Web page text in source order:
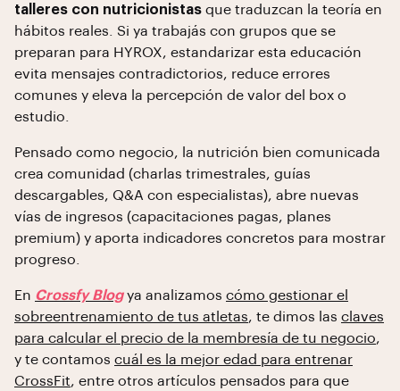
talleres con nutricionistas que traduzcan la teoría en
hábitos reales. Si ya trabajás con grupos que se
preparan para HYROX, estandarizar esta educación
evita mensajes contradictorios, reduce errores
comunes y eleva la percepción de valor del box o
estudio.
Pensado como negocio, la nutrición bien comunicada
crea comunidad (charlas trimestrales, guías
descargables, Q&A con especialistas), abre nuevas
vías de ingresos (capacitaciones pagas, planes
premium) y aporta indicadores concretos para mostrar
progreso.
En Crossfy Blogya analizamos cómo gestionar el
sobreentrenamiento de tus atletas, te dimos las claves
para calcular el precio de la membresía de tu negocio,
y te contamos cuál es la mejor edad para entrenar
CrossFit, entre otros artículos pensados para que